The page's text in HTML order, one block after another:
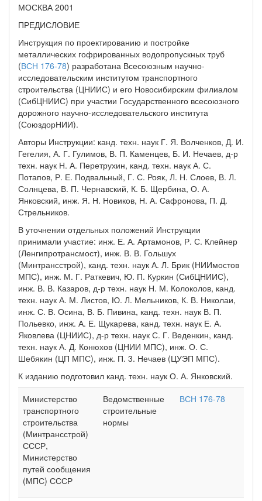
МОСКВА 2001
ПРЕДИСЛОВИЕ
Инструкция по проектированию и постройке
металлических гофрированных водопропускных труб
(ВСН 176-78) разработана Всесоюзным научно-
исследовательским институтом транспортного
строительства (ЦНИИС) и его Новосибирским филиалом
(СибЦНИИС) при участии Государственного всесоюзного
дорожного научно-исследовательского института
(СоюздорНИИ).
Авторы Инструкции: канд. техн. наук Г. Я. Волченков, Д. И.
Гегелия, А. Г. Гулимов, В. П. Каменцев, Б. И. Нечаев, д-р
техн. наук Н. А. Перетрухин, канд. техн. наук А. С.
Потапов, Р. Е. Подвальный, Г. С. Рояк, Л. Н. Слоев, В. Л.
Солнцева, В. П. Чернавский, К. Б. Щербина, О. А.
Янковский, инж. Я. Н. Новиков, Н. А. Сафронова, П. Д.
Стрельников.
В уточнении отдельных положений Инструкции
принимали участие: инж. Е. А. Артамонов, Р. С. Клейнер
(Ленгипротрансмост), инж. В. В. Гольшух
(Минтрансстрой), канд. техн. наук А. Л. Брик (НИИмостов
МПС), инж. М. Г. Раткевич, Ю. П. Куркин (СибЦНИИС),
инж. В. В. Казаров, д-р техн. наук Н. М. Колоколов, канд.
техн. наук А. М. Листов, Ю. Л. Мельников, К. В. Николаи,
инж. С. В. Осина, В. Б. Пивина, канд. техн. наук В. П.
Польевко, инж. А. Е. Щукарева, канд. техн. наук Е. А.
Яковлева (ЦНИИС), д-р техн. наук С. Г. Веденкин, канд.
техн. наук А. Д. Конюхов (ЦНИИ МПС), инж. О. С.
Шебякин (ЦП МПС), инж. П. 3. Нечаев (ЦУЭП МПС).
К изданию подготовил канд. техн. наук О. А. Янковский.
Министерство
транспортного
строительства
(Минтрансстрой)
СССР,
Министерство
путей сообщения
(МПС) СССР
Ведомственные
строительные
нормы
ВСН 176-78